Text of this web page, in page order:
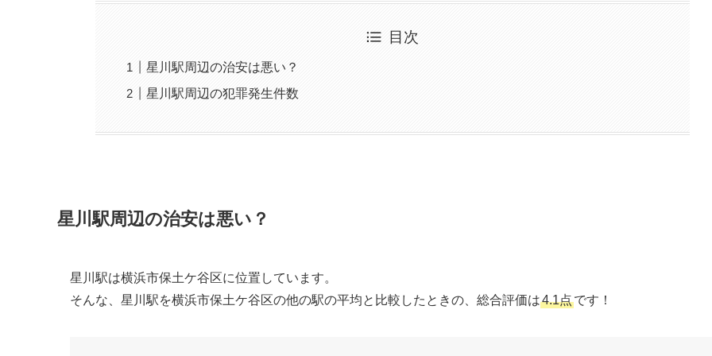
目次
星川駅周辺の治安は悪い？
星川駅周辺の犯罪発生件数
星川駅周辺の治安は悪い？
星川駅は横浜市保土ケ谷区に位置しています。
そんな、星川駅を横浜市保土ケ谷区の他の駅の平均と比較したときの、総合評価は4.1点です！